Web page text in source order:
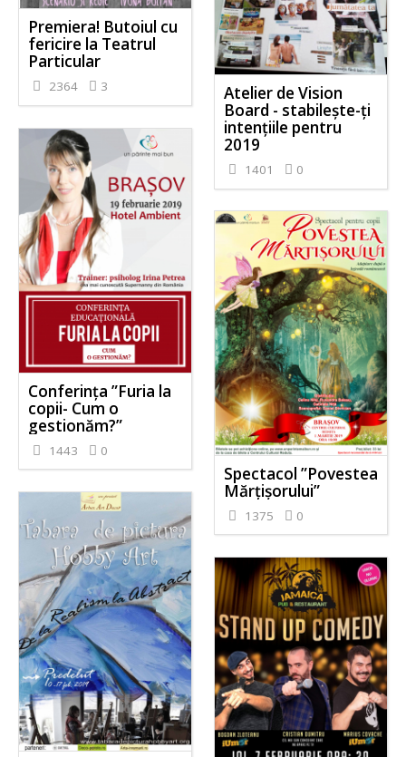
Premiera! Butoiul cu
fericire la Teatrul
Particular
2364 3
Atelier de Vision
Board - stabileşte-ţi
intenţiile pentru
2019
1401 0
Conferința ”Furia la
copii- Cum o
gestionăm?”
1443 0
Spectacol ”Povestea
Mărțișorului”
1375 0